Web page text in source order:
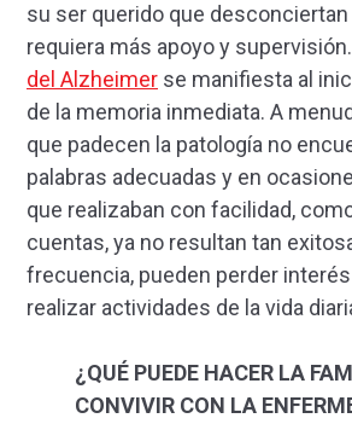
su ser querido que desconciertan
requiera más apoyo y
del Alzheimer se manifiesta al
de la memoria inme­diata. A
que padecen la patología no
palabras adecuadas y en
que realizaban con facilidad,
cuentas, ya no resultan tan
frecuencia, pueden perder
realizar actividades de la vida
¿QUÉ PUEDE HACER LA
CONVIVIR CON LA